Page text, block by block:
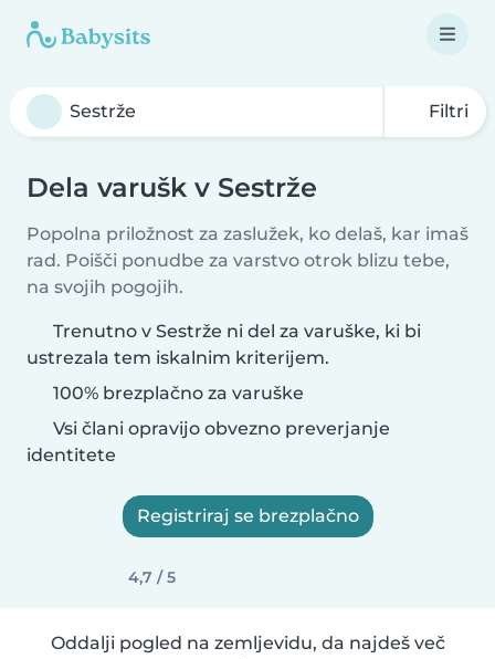
Filtri
Dela varušk v Sestrže
Popolna priložnost za zaslužek, ko delaš, kar imaš
rad. Poišči ponudbe za varstvo otrok blizu tebe,
na svojih pogojih.
Trenutno v Sestrže ni del za varuške, ki bi
ustrezala tem iskalnim kriterijem.
100% brezplačno za varuške
Vsi člani opravijo obvezno preverjanje
identitete
Registriraj se brezplačno
4,7 / 5
Oddalji pogled na zemljevidu, da najdeš več